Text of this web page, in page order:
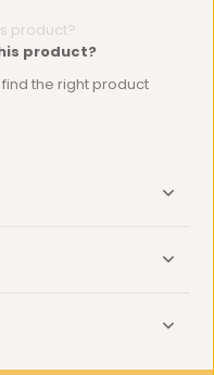
product?
the right product